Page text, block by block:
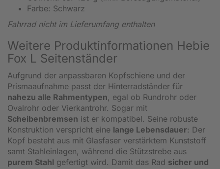
Farbe: Schwarz
Fahrrad nicht im Lieferumfang enthalten
Weitere Produktinformationen Hebie
Fox L Seitenständer
Aufgrund der anpassbaren Kopfschiene und der
Prismaaufnahme passt der Hinterradständer für
nahezu alle Rahmentypen, egal ob Rundrohr oder
Ovalrohr oder Vierkantrohr. Sogar mit
Scheibenbremsen ist er kompatibel. Seine robuste
Konstruktion verspricht eine lange Lebensdauer: Der
Kopf besteht aus mit Glasfaser verstärktem Kunststoff
samt Stahleinlagen, während die Stützstrebe aus
purem Stahl gefertigt wird. Damit das Rad sicher und